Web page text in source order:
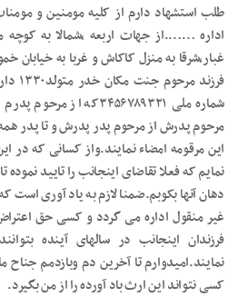
طلب استشهاد دارم از کلیه مومنین و
اداره …….از جهات اربعه ،شمالا به
غبار،شرقا به منزل کاکاش و غربا به
شماره ملی ۳۴۵۶۷۸۹۳۲۱که
مرحوم پدرش از مرحوم پدر پدرش و تا پدر همه
این مرقومه امضاء نمایند.واز کسانی که در
نمایم که فعلا تقاضای اینجانب را تایید
دهان آنها بکوبم.ضمنا لازم به یاد آوری
غیر منقول اداره می گردد و کسی حق اعتراض
فرزندان اینجانب در سالهای آینده
نمایند.امیدوارم تا آخرین دم وبازدمم
کسی نتواند این ارث باد آورده را از من بگیرد.